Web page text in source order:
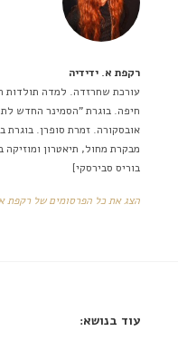
רקפת א. ידידיה
עורכת שחרזדה. למדה תולדות
חיפה. בוגרת "הסמינר החדש
אובסקורה. זמרת סופרן.
מבקרת מחול, תיאטרון ומוזיקה
בוריס סבירסקי]
הצג את כל הפרסומים של רקפת
עוד בנושא: